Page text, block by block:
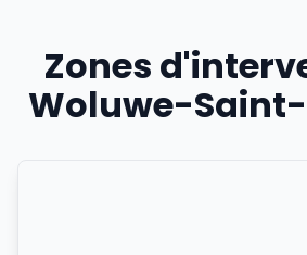
Zones
Woluwe-